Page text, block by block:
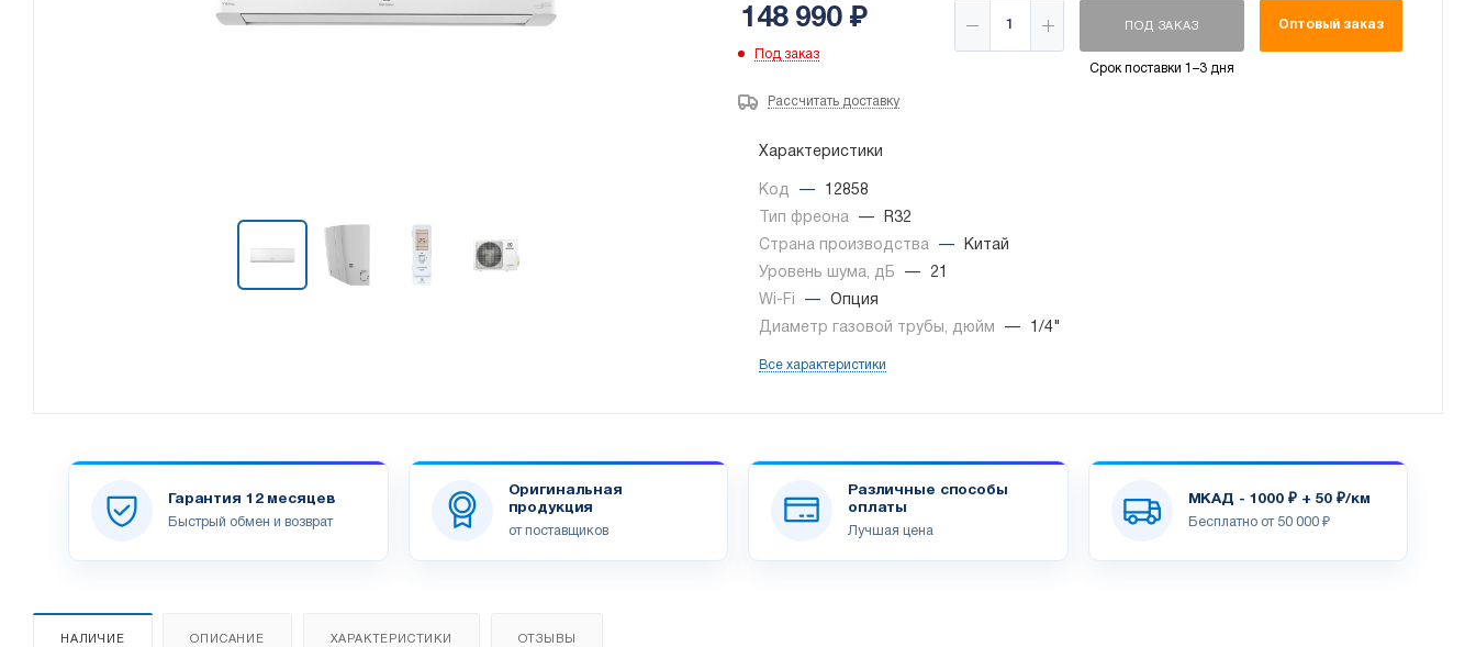
148 990₽
Под заказ
ПОД ЗАКАЗ
Срок поставки 1–3 дня
Оптовый заказ
Рассчитать доставку
Характеристики
Код —
12858
Тип фреона
—
R32
Страна производства
—
Китай
Уровень шума, дБ
—
21
Wi-Fi
—
Опция
Диаметр газовой трубы, дюйм
— 1/4"
Все характеристики
Гарантия 12 месяцев
Быстрый обмен и возврат
Оригинальная
продукция
от поставщиков
Различные способы
оплаты
Лучшая цена
МКАД - 1000 ₽ + 50 ₽/км
Бесплатно от 50 000 ₽
НАЛИЧИЕ ОПИСАНИЕ ХАРАКТЕРИСТИКИ ОТЗЫВЫ